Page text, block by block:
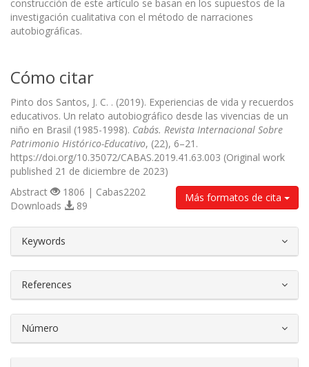
construcción de este artículo se basan en los supuestos de la
investigación cualitativa con el método de narraciones
autobiográficas.
Cómo citar
Pinto dos Santos, J. C. . (2019). Experiencias de vida y recuerdos
educativos. Un relato autobiográfico desde las vivencias de un
niño en Brasil (1985-1998). Cabás. Revista Internacional Sobre
Patrimonio Histórico-Educativo, (22), 6–21.
https://doi.org/10.35072/CABAS.2019.41.63.003 (Original work
published 21 de diciembre de 2023)
Más formatos de cita
Abstract
1806 | Cabas2202
Downloads
89
Keywords
References
Número